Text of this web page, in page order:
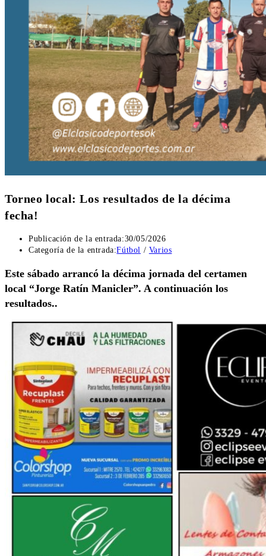
Torneo local: Los resultados de la décima
fecha!
Publicación de la entrada:30/05/2026
Categoría de la entrada:Fútbol / Varios
Este sábado arrancó la décima jornada del certamen
local “Jorge Ratín Manicler”. A continuación los
resultados..